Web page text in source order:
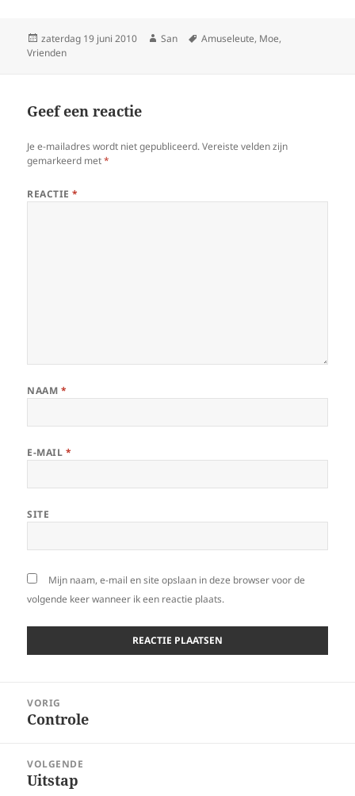
Geplaatst
op
zaterdag 19 juni 2010 Auteur
San Tags
Amuseleute, Moe,
Vrienden
Geef een reactie
Je e-mailadres wordt niet gepubliceerd. Vereiste velden zijn
gemarkeerd met*
REACTIE*
NAAM *
E-MAIL *
SITE
Mijn naam, e-mail en site opslaan in deze browser voor de
volgende keer wanneer ik een reactie plaats.
navigatie
VORIG
Vorig
Controle
VOLGENDE
Volgend
Uitstap